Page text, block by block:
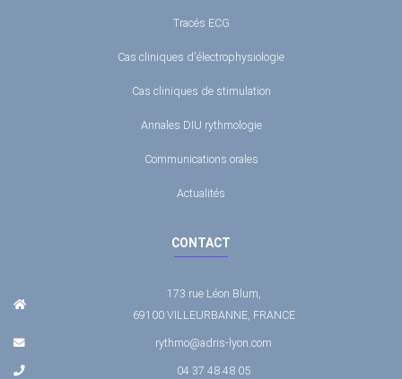
Tracés ECG
Cas cliniques d'électrophysiologie
Cas cliniques de stimulation
Annales DIU rythmologie
Communications orales
Actualités
CONTACT
173 rue Léon Blum,
69100 VILLEURBANNE, FRANCE
rythmo@adris-lyon.com
04 37 48 48 05